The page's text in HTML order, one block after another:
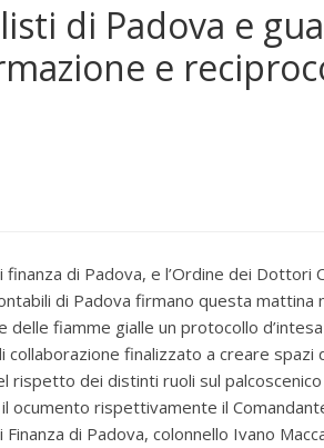
di Padova e
e
finanza di Padova, e l’Ordine dei Dottori
di Padova firmano questa mattina
delle fiamme gialle un protocollo
collaborazione finalizzato a creare spazi
rispetto dei distinti ruoli sul
ocumento rispettivamente il
Finanza di Padova, colonnello Ivano